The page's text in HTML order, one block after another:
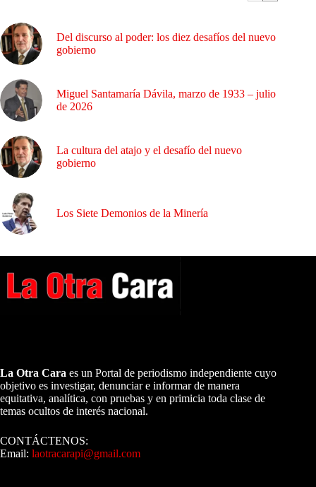
Del discurso al poder: los diez desafíos del nuevo
gobierno
Miguel Santamaría Dávila, marzo de 1933 – julio
de 2026
La cultura del atajo y el desafío del nuevo
gobierno
Los Siete Demonios de la Minería
La Otra Cara es un Portal de periodismo independiente cuyo
objetivo es investigar, denunciar e informar de manera
equitativa, analítica, con pruebas y en primicia toda clase de
temas ocultos de interés nacional.
CONTÁCTENOS:
Email: laotracarapi@gmail.com